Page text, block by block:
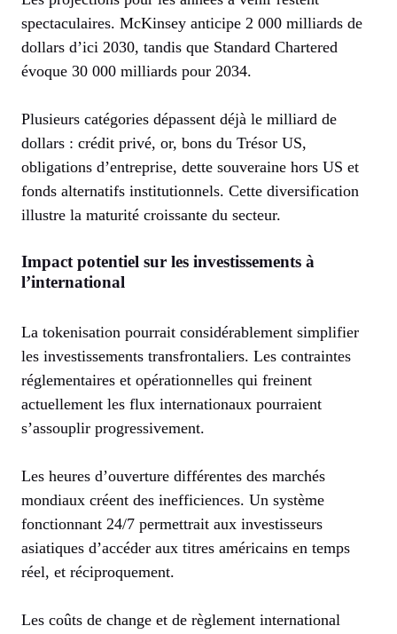
spectaculaires. McKinsey anticipe 2 000 milliards de
dollars d’ici 2030, tandis que Standard Chartered
évoque 30 000 milliards pour 2034.
Plusieurs catégories dépassent déjà le milliard de
dollars : crédit privé, or, bons du Trésor US,
obligations d’entreprise, dette souveraine hors US et
fonds alternatifs institutionnels. Cette diversification
illustre la maturité croissante du secteur.
Impact potentiel sur les investissements à
l’international
La tokenisation pourrait considérablement simplifier
les investissements transfrontaliers. Les contraintes
réglementaires et opérationnelles qui freinent
actuellement les flux internationaux pourraient
s’assouplir progressivement.
Les heures d’ouverture différentes des marchés
mondiaux créent des inefficiences. Un système
fonctionnant 24/7 permettrait aux investisseurs
asiatiques d’accéder aux titres américains en temps
réel, et réciproquement.
Les coûts de change et de règlement international